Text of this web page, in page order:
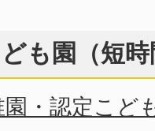
も園（短
・認定こど